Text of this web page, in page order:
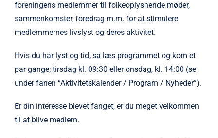
foreningens medlemmer til folkeoplysnende møder,
sammenkomster, foredrag m.m. for at stimulere
medlemmernes livslyst og deres aktivitet.
Hvis du har lyst og tid, så læs programmet og kom et
par gange; tirsdag kl. 09:30 eller onsdag, kl. 14:00 (se
under fanen “Aktivitetskalender / Program / Nyheder”).
Er din interesse blevet fanget, er du meget velkommen
til at blive medlem.